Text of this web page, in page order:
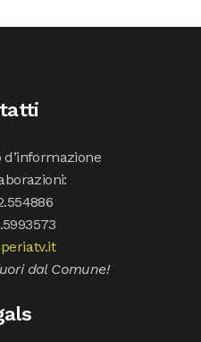
d’informazione
dal Comune!